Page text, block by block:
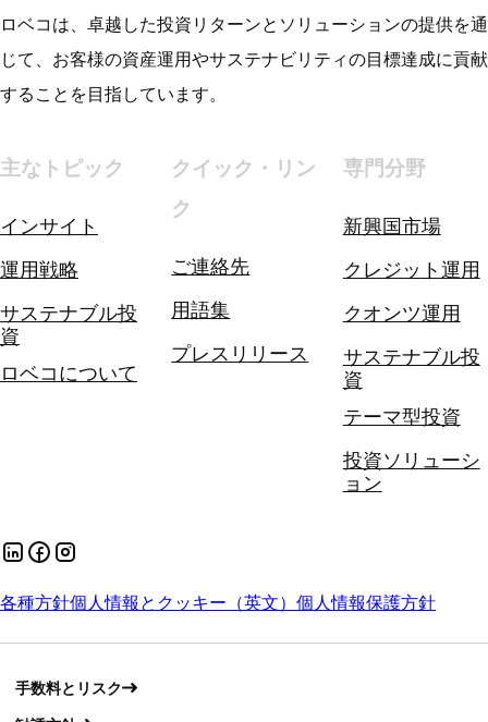
ロベコは、卓越した投資リターンとソリューションの提供を通
じて、お客様の資産運用やサステナビリティの目標達成に貢献
することを目指しています。
主なトピック
インサイト
運用戦略
サステナブル投
資
ロベコについて
クイック・リン
ク
ご連絡先
用語集
プレスリリース
専門分野
新興国市場
クレジット運用
クオンツ運用
サステナブル投
資
テーマ型投資
投資ソリューシ
ョン
各種方針個人情報とクッキー（英文） 個人情報保護方針
手数料とリスク